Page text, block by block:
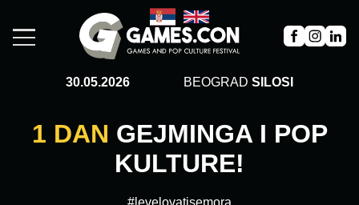
30.05.2026 BEOGRAD SILOSI
1 DAN GEJMINGA I POP
KULTURE!